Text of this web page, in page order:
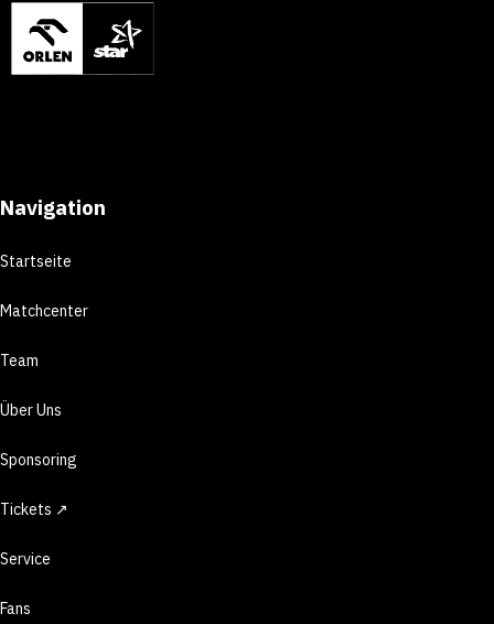
Navigation
Startseite
Matchcenter
Team
Über Uns
Sponsoring
Tickets ↗
Service
Fans